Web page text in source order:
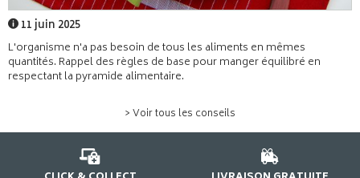
11 juin 2025
L'organisme n'a pas besoin de tous les aliments en mêmes
quantités. Rappel des règles de base pour manger équilibré en
respectant la pyramide alimentaire.
> Voir tous les conseils